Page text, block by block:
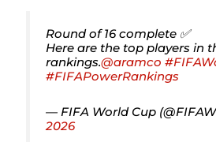
Round of 16 complete ✅
Here are the top players in
rankings.@aramco
#FIFAPowerRankings
— FIFA World Cup
2026